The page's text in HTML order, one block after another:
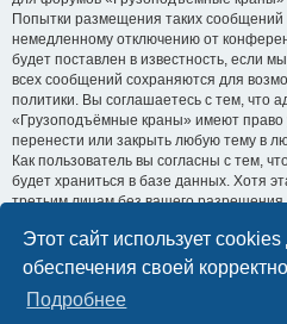
Этот сайт использует cookies
обеспечения своей
Подробнее
Попытки размещения таких сообщений
немедленному отключению от
будет поставлен в известность, если
всех сообщений сохраняются для
политики. Вы соглашаетесь с тем, что
«Грузоподъёмные краны» имеют право
перенести или закрыть любую тему в
Как пользователь вы согласны с тем,
будет храниться в базе данных. Хотя
третьим лицам без вашего
«Грузоподъёмные краны», ни phpBB
за действия хакеров, которые могут
доступу к ней.